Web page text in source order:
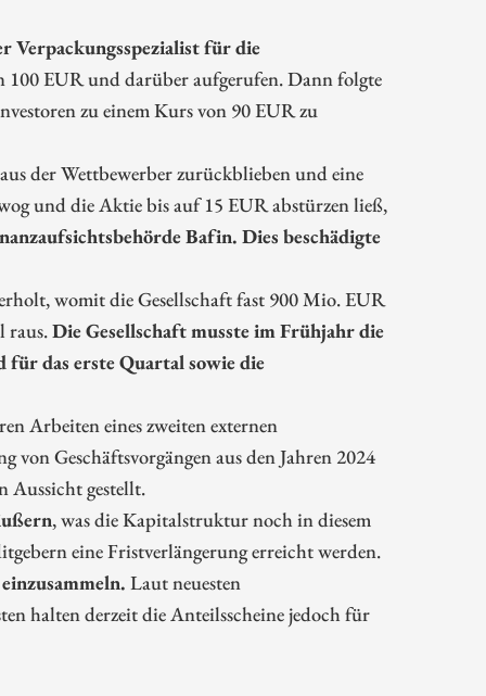
Verpackungsspezialist für die
EUR und darüber aufgerufen. Dann folgte
zu einem Kurs von 90 EUR zu
der Wettbewerber zurückblieben und eine
und die Aktie bis auf 15 EUR abstürzen ließ,
Bafin. Dies beschädigte
womit die Gesellschaft fast 900 Mio. EUR
raus.Die Gesellschaft musste im Frühjahr die
für das erste Quartal sowie die
Arbeiten eines zweiten externen
Geschäftsvorgängen aus den Jahren 2024
Aussicht gestellt.
, was die Kapitalstruktur noch in diesem
eine Fristverlängerung erreicht werden.
Laut neuesten
halten derzeit die Anteilsscheine jedoch für